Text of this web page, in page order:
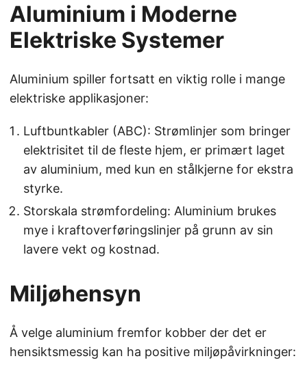
Aluminium i Moderne
Elektriske Systemer
Aluminium spiller fortsatt en viktig rolle i mange
elektriske applikasjoner:
Luftbuntkabler (ABC): Strømlinjer som bringer
elektrisitet til de fleste hjem, er primært laget
av aluminium, med kun en stålkjerne for ekstra
styrke.
Storskala strømfordeling: Aluminium brukes
mye i kraftoverføringslinjer på grunn av sin
lavere vekt og kostnad.
Miljøhensyn
Å velge aluminium fremfor kobber der det er
hensiktsmessig kan ha positive miljøpåvirkninger: